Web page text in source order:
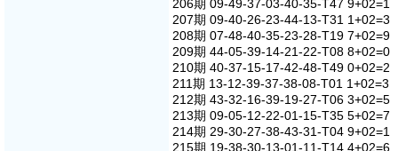
206期 09-49-37-03-40-35-T47 9+02=1
207期 09-40-26-23-44-13-T31 1+02=3
208期 07-48-40-35-23-28-T19 7+02=9
209期 44-05-39-14-21-22-T08 8+02=0
210期 40-37-15-17-42-48-T49 0+02=2
211期 13-12-39-37-38-08-T01 1+02=3
212期 43-32-16-39-19-27-T06 3+02=5
213期 09-05-12-22-01-15-T35 5+02=7
214期 29-30-27-38-43-31-T04 9+02=1
215期 19-38-30-13-01-11-T14 4+02=6